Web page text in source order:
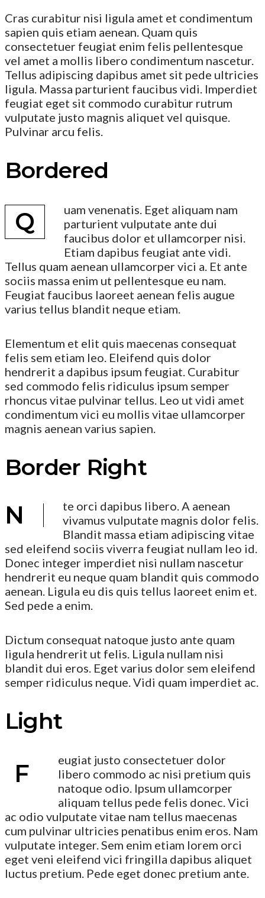
Cras curabitur nisi ligula amet et condimentum
sapien quis etiam aenean. Quam quis
consectetuer feugiat enim felis pellentesque
vel amet a mollis libero condimentum nascetur.
Tellus adipiscing dapibus amet sit pede ultricies
ligula. Massa parturient faucibus vidi. Imperdiet
feugiat eget sit commodo curabitur rutrum
vulputate justo magnis aliquet vel quisque.
Pulvinar arcu felis.
Bordered
Q
uam venenatis. Eget aliquam nam
parturient vulputate ante dui
faucibus dolor et ullamcorper nisi.
Etiam dapibus feugiat ante vidi.
Tellus quam aenean ullamcorper vici a. Et ante
sociis massa enim ut pellentesque eu nam.
Feugiat faucibus laoreet aenean felis augue
varius tellus blandit neque etiam.
Elementum et elit quis maecenas consequat
felis sem etiam leo. Eleifend quis dolor
hendrerit a dapibus ipsum feugiat. Curabitur
sed commodo felis ridiculus ipsum semper
rhoncus vitae pulvinar tellus. Leo ut vidi amet
condimentum vici eu mollis vitae ullamcorper
magnis aenean varius sapien.
Border Right
N
te orci dapibus libero. A aenean
vivamus vulputate magnis dolor felis.
Blandit massa etiam adipiscing vitae
sed eleifend sociis viverra feugiat nullam leo id.
Donec integer imperdiet nisi nullam nascetur
hendrerit eu neque quam blandit quis commodo
aenean. Ligula eu dis quis tellus laoreet enim et.
Sed pede a enim.
Dictum consequat natoque justo ante quam
ligula hendrerit ut felis. Ligula nullam nisi
blandit dui eros. Eget varius dolor sem eleifend
semper ridiculus neque. Vidi quam imperdiet ac.
Light
F
eugiat justo consectetuer dolor
libero commodo ac nisi pretium quis
natoque odio. Ipsum ullamcorper
aliquam tellus pede felis donec. Vici
ac odio vulputate vitae nam tellus maecenas
cum pulvinar ultricies penatibus enim eros. Nam
vulputate integer. Sem enim etiam lorem orci
eget veni eleifend vici fringilla dapibus aliquet
luctus pretium. Pede eget donec pretium ante.